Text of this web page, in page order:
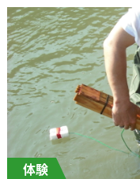
体験